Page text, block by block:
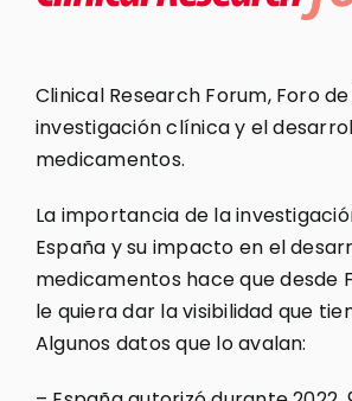
Clinical Research Forum, Foro
investigación clínica y el
medicamentos.
La importancia de la
España y su impacto en el
medicamentos hace que desde
le quiera dar la visibilidad que
Algunos datos que lo avalan: